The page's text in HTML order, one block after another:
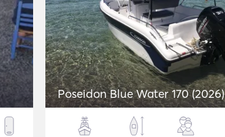
Poseidon Blue Water 170 (2026)